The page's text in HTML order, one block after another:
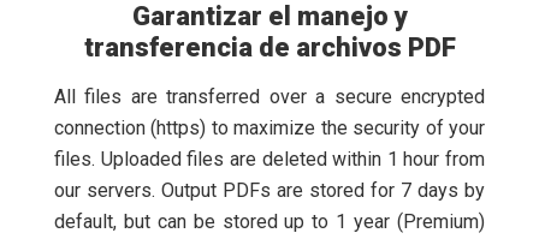
Garantizar el manejo y
transferencia de archivos PDF
All files are transferred over a secure encrypted
connection (https) to maximize the security of your
files. Uploaded files are deleted within 1 hour from
our servers. Output PDFs are stored for 7 days by
default, but can be stored up to 1 year (Premium)